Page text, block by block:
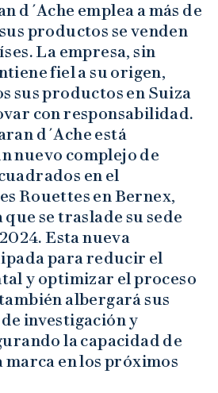
d´Ache emplea a más de
productos se venden
La empresa, sin
fiel a su origen,
sus productos en Suiza
con responsabilidad.
d´Ache está
nuevo complejo de
en el
Rouettes en Bernex,
que se traslade su sede
Esta nueva
para reducir el
y optimizar el proceso
albergará sus
investigación y
la capacidad de
marca en los próximos